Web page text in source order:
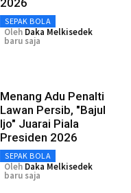
2026
SEPAK BOLA
Oleh Daka Melkisedek
baru saja
Menang Adu Penalti
Lawan Persib, "Bajul
Ijo" Juarai Piala
Presiden 2026
SEPAK BOLA
Oleh Daka Melkisedek
baru saja